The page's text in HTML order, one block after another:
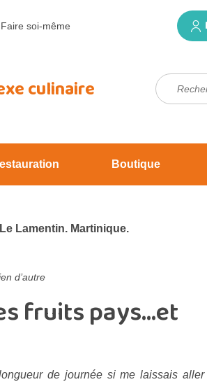
Faire soi-même
culinaire
Boutique
Lamentin. Martinique.
d’autre
fruits pays…et
de journée si me laissais aller